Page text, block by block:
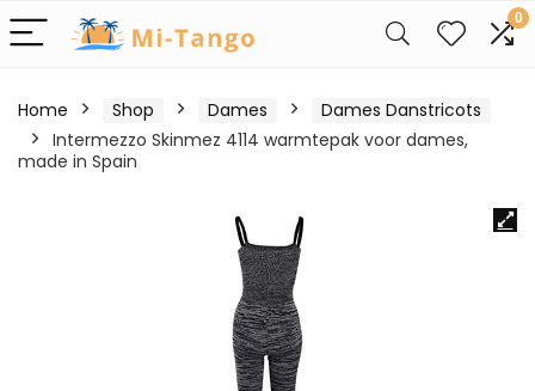
0
Home Shop Dames
Dames Danstricots
Intermezzo Skinmez 4114 warmtepak voor dames,
made in Spain